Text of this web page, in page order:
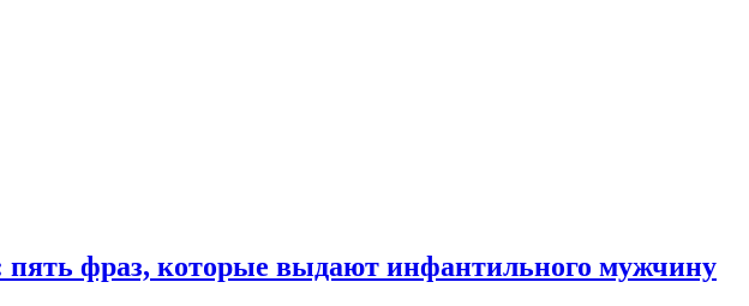
пять фраз, которые выдают инфантильного мужчину